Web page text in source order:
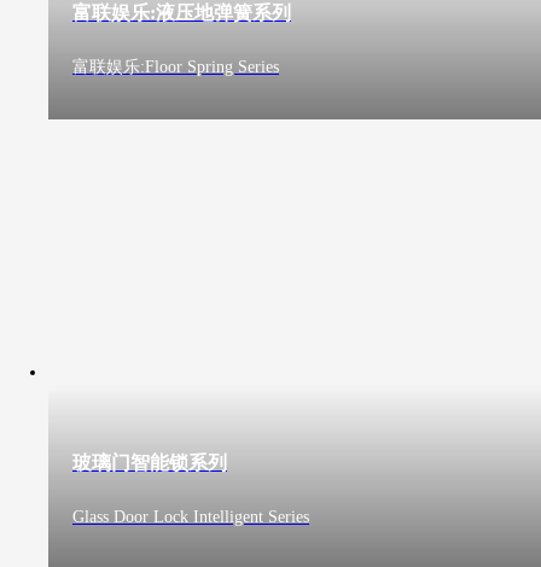
富联娱乐:液压地弹簧系列
富联娱乐:Floor Spring Series
玻璃门智能锁系列
Glass Door Lock Intelligent Series